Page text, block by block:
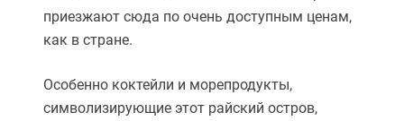
приезжают сюда по очень доступным ценам,
как в стране.
Особенно коктейли и морепродукты,
символизирующие этот райский остров,